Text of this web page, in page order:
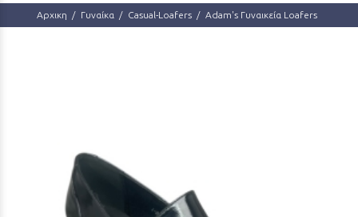
Αρχικη Γυναίκα Casual-Loafers Adam's Γυναικεία Loafers